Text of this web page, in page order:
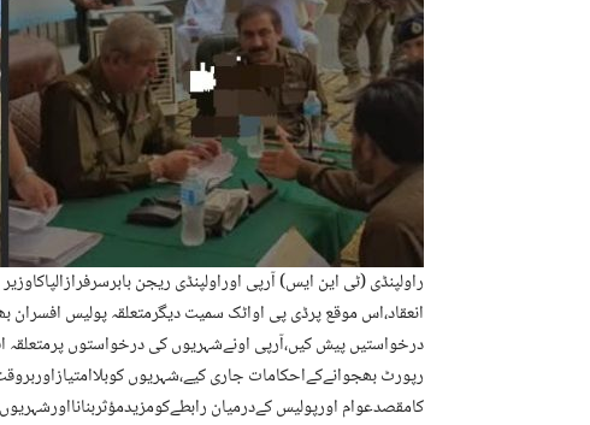
راولپنڈی (ٹی این ایس) آرپی اوراولپنڈی ریجن
انعقاد،اس موقع پرڈی پی اواٹک سمیت دیگرمتعلقہ پولیس
درخواستیں پیش کیں،آرپی اونےشہریوں کی درخواستوں پرمتعلقہ
رپورٹ بھجوانےکےاحکامات جاری کیے،شہریوں
کامقصدعوام اورپولیس کےدرمیان